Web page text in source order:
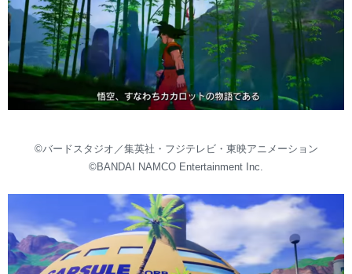
©バードスタジオ／集英社・フジテレビ・東映アニメーション
©BANDAI NAMCO Entertainment Inc.